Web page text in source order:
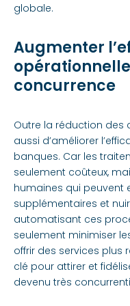
globale.
Augmenter
concurrence
Outre la réduction des
aussi d’améliorer
banques. Car les
seulement coûteux,
humaines qui peuvent
supplémentaires et
automatisant ces
seulement minimiser
offrir des services plus
clé pour attirer et
devenu très